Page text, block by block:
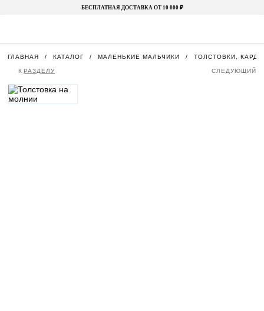
БЕСПЛАТНАЯ ДОСТАВКА ОТ 10 000 ₽
ГЛАВНАЯ КАТАЛОГ МАЛЕНЬКИЕ МАЛЬЧИКИ ТОЛСТОВКИ,
К РАЗДЕЛУ СЛЕДУЮЩИЙ